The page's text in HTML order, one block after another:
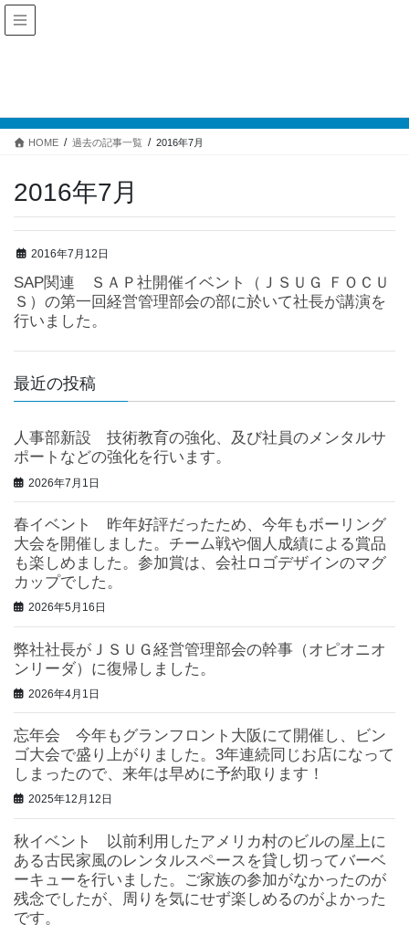
HOME 過去の記事一覧 2016年7月
2016年7月
2016年7月12日
SAP関連 ＳＡＰ社開催イベント（ＪＳＵＧ ＦＯＣＵ
Ｓ）の第一回経営管理部会の部に於いて社長が講演を
行いました。
最近の投稿
人事部新設 技術教育の強化、及び社員のメンタルサ
ポートなどの強化を行います。
2026年7月1日
春イベント 昨年好評だったため、今年もボーリング
大会を開催しました。チーム戦や個人成績による賞品
も楽しめました。参加賞は、会社ロゴデザインのマグ
カップでした。
2026年5月16日
弊社社長がＪＳＵＧ経営管理部会の幹事（オピオニオ
ンリーダ）に復帰しました。
2026年4月1日
忘年会 今年もグランフロント大阪にて開催し、ビン
ゴ大会で盛り上がりました。3年連続同じお店になって
しまったので、来年は早めに予約取ります！
2025年12月12日
秋イベント 以前利用したアメリカ村のビルの屋上に
ある古民家風のレンタルスペースを貸し切ってバーベ
ーキューを行いました。ご家族の参加がなかったのが
残念でしたが、周りを気にせず楽しめるのがよかった
です。